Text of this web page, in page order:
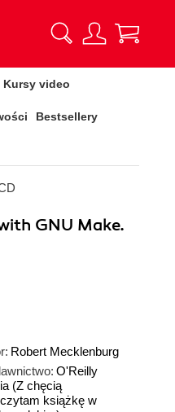
Kursy video
Bestsellery
GNU Make.
Robert Mecklenburg
O'Reilly
(Z chęcią
książkę w